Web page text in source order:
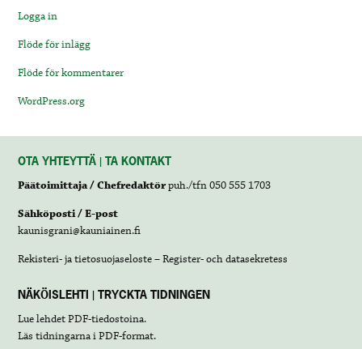
Logga in
Flöde för inlägg
Flöde för kommentarer
WordPress.org
OTA YHTEYTTÄ | TA KONTAKT
Päätoimittaja / Chefredaktörpuh./tfn 050 555 1703
Sähköposti / E-post
kaunisgrani@kauniainen.fi
Rekisteri- ja tietosuojaseloste – Register- och datasekretess
NÄKÖISLEHTI | TRYCKTA TIDNINGEN
Lue lehdetPDF-tiedostoina.
Läs tidningarna iPDF-format.